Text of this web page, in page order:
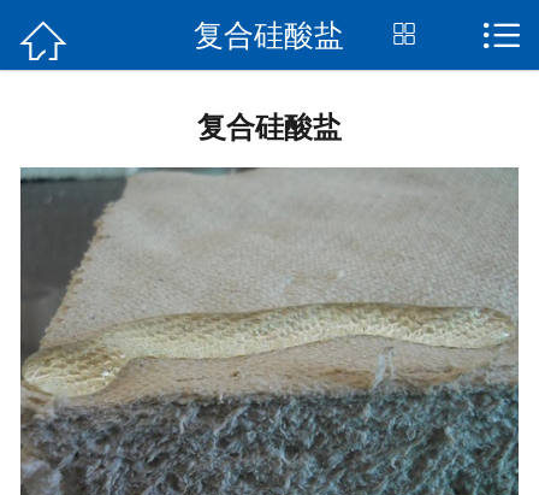
 首页
工程案例
生产工艺
行业知识
在线留言
 复合硅酸盐  
复合硅酸盐